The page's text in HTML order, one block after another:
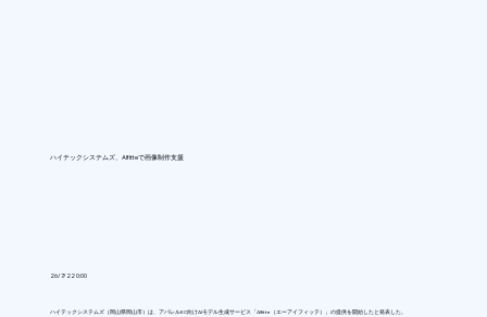
ハイテックシステムズ、AIfitteで画像制作支援
26/7/22 0:00
ハイテックシステムズ（岡山県岡山市）は、アパレルEC向けAIモデル生成サービス「AIfitte（エーアイフィッテ）」の提供を開始したと発表した。